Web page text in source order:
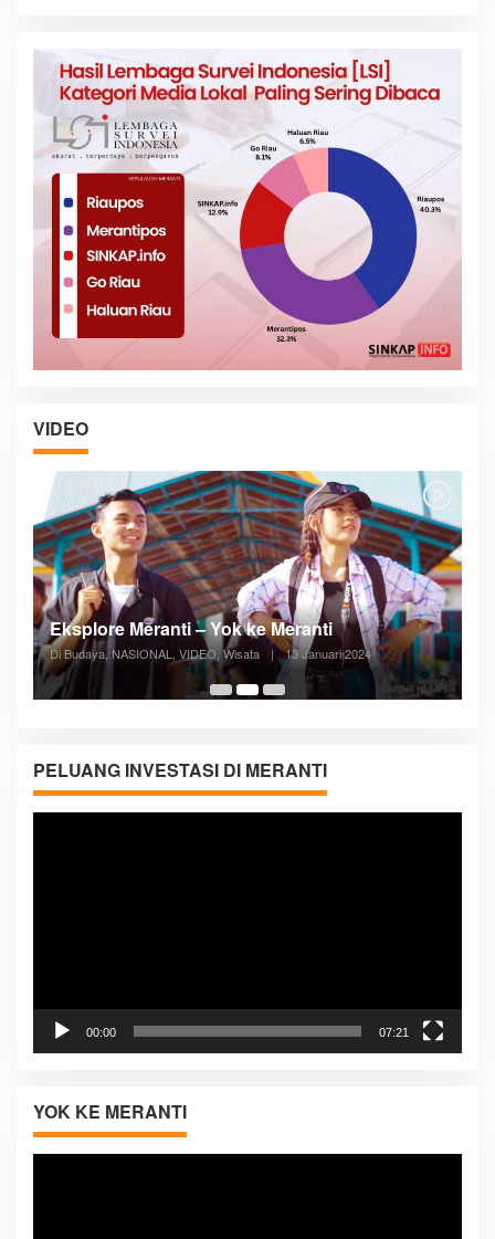
VIDEO
05:08
Posyandu Melayani Semua Siklus Hidup
Di ADVERTORIAL, Kesehatan, VIDEO 27 Desember 2023
PELUANG INVESTASI DI MERANTI
00:00 07:21
YOK KE MERANTI